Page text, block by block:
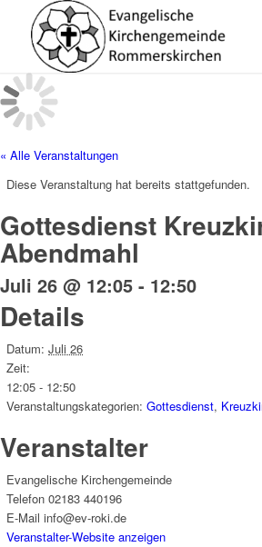
« Alle Veranstaltungen
Diese Veranstaltung hat bereits stattgefunden.
Gottesdienst
Abendmahl
Juli 26 @ 12:05 - 12:50
Details
Datum: Juli 26
Zeit:
12:05 - 12:50
Veranstaltungskategorien: Gottesdienst,
Veranstalter
Evangelische Kirchengemeinde
Telefon 02183 440196
E-Mail info@ev-roki.de
Veranstalter-Website anzeigen